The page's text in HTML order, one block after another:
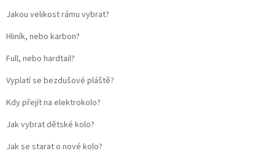
Jakou velikost rámu vybrat?
Hliník, nebo karbon?
Full, nebo hardtail?
Vyplatí se bezdušové pláště?
Kdy přejít na elektrokolo?
Jak vybrat dětské kolo?
Jak se starat o nové kolo?